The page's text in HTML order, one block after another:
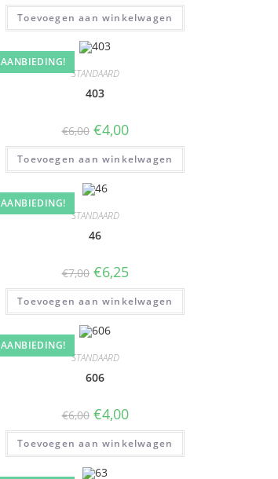
Toevoegen aan winkelwagen
AANBIEDING!
STANDAARD
403
€6,00 €4,00
Toevoegen aan winkelwagen
AANBIEDING!
STANDAARD
46
€7,00 €6,25
Toevoegen aan winkelwagen
AANBIEDING!
STANDAARD
606
€6,00 €4,00
Toevoegen aan winkelwagen